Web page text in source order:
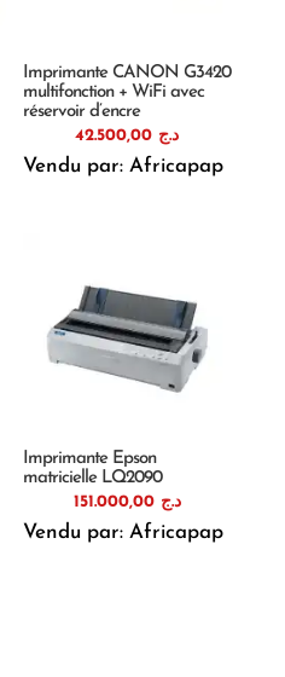
Imprimante CANON G3420
multifonction + WiFi avec
réservoir d’encre
د.ج
Vendu par: Africapap
Imprimante Epson
matricielle LQ2090
د.ج 151.000,00
Vendu par: Africapap